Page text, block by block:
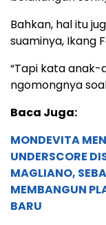
Bahkan, hal itu
suaminya, Ikang
“Tapi kata
ngomongnya
Baca Juga:
MONDEVITA
UNDERSCORE
MAGLIANO,
MEMBANGUN
BARU